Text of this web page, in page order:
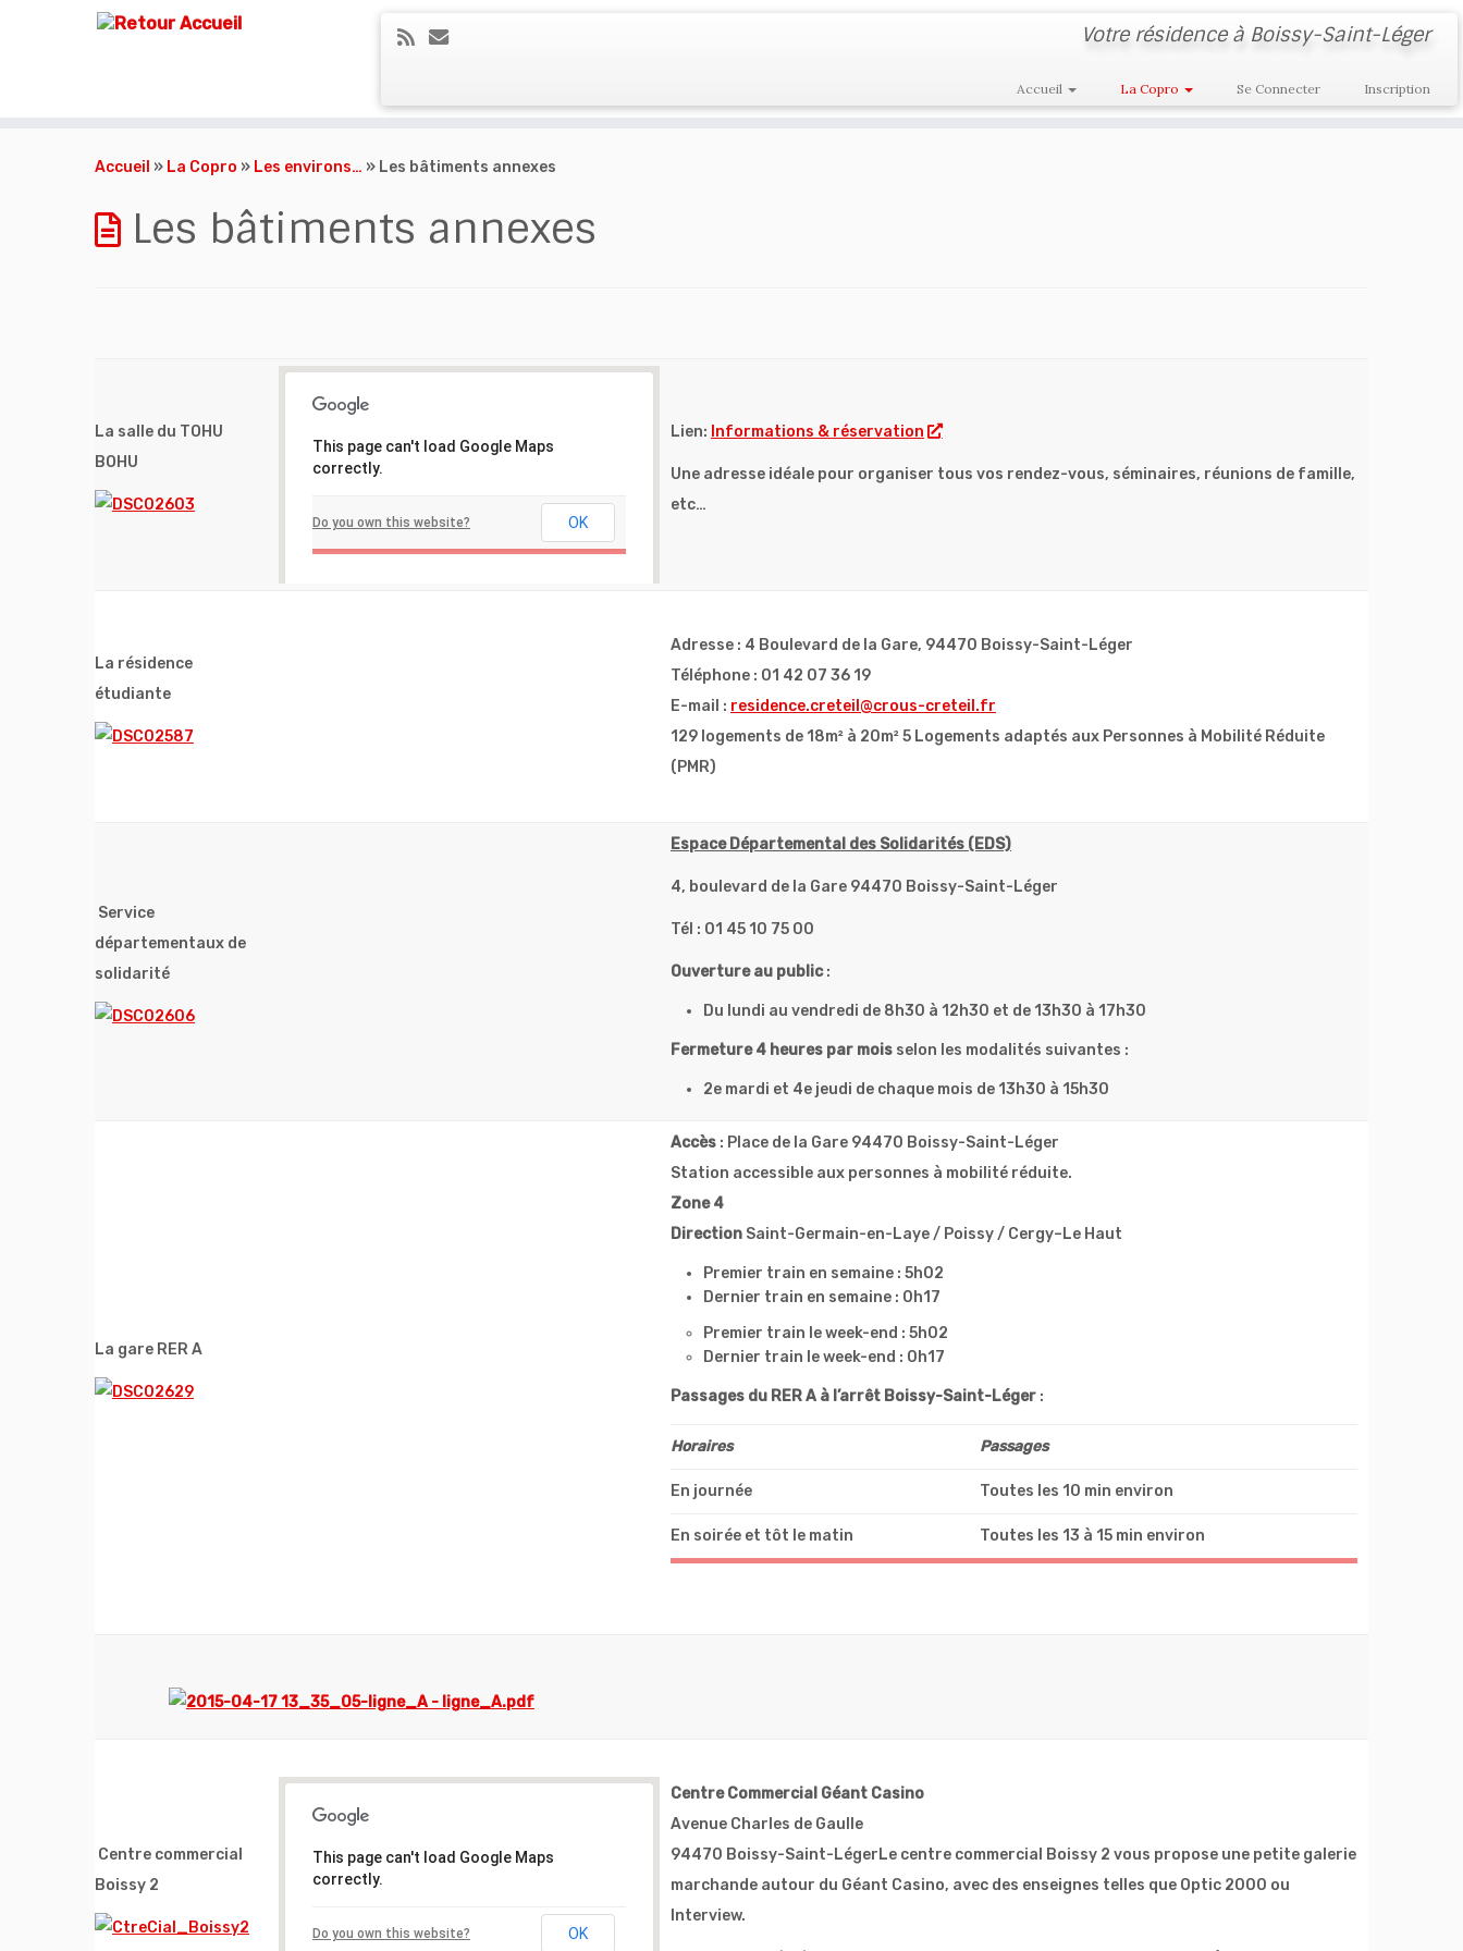
Votre résidence à Boissy-Saint-Léger
Accueil La Copro Se Connecter Inscription
Accueil » La Copro » Les environs… » Les bâtiments annexes
Les bâtiments annexes
La salle du TOHU
BOHU
This page can't load Google Maps
correctly.
Do you own this website? OK
This page can't load Google Maps
correctly.
Do you own this website? OK
This page can't load Google Maps
correctly.
Do you own this website? OK
This page can't load Google Maps
correctly.
Do you own this website? OK
Lien: Informations & réservation
Une adresse idéale pour organiser tous vos rendez-vous, séminaires, réunions de famille,
etc…
La résidence
étudiante
Adresse : 4 Boulevard de la Gare, 94470 Boissy-Saint-Léger
Téléphone : 01 42 07 36 19
E-mail : residence.creteil@crous-creteil.fr
129 logements de 18m² à 20m² 5 Logements adaptés aux Personnes à Mobilité Réduite
(PMR)
Service
départementaux de
solidarité
Espace Départemental des Solidarités (EDS)
4, boulevard de la Gare 94470 Boissy-Saint-Léger
Tél : 01 45 10 75 00
Ouverture au public:
Du lundi au vendredi de 8h30 à 12h30 et de 13h30 à 17h30
Fermeture 4 heures par mois selon les modalités suivantes :
2e mardi et 4e jeudi de chaque mois de 13h30 à 15h30
La gare RER A
Accès : Place de la Gare 94470 Boissy-Saint-Léger
Station accessible aux personnes à mobilité réduite.
Zone 4
Direction Saint-Germain-en-Laye / Poissy / Cergy–Le Haut
Premier train en semaine : 5h02
Dernier train en semaine : 0h17
Premier train le week-end : 5h02
Dernier train le week-end : 0h17
Passages du RER A à l’arrêt Boissy-Saint-Léger :
Horaires Passages
En journée Toutes les 10 min environ
En soirée et tôt le matin Toutes les 13 à 15 min environ
Centre commercial
Boissy 2
This page can't load Google Maps
correctly.
Do you own this website? OK
Centre Commercial Géant Casino
Avenue Charles de Gaulle
94470 Boissy-Saint-LégerLe centre commercial Boissy 2 vous propose une petite galerie
marchande autour du Géant Casino, avec des enseignes telles que Optic 2000 ou
Interview.